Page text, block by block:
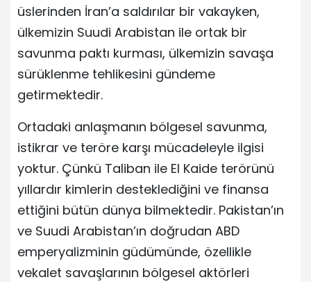
üslerinden İran’a saldırılar bir vakayken,
ülkemizin Suudi Arabistan ile ortak bir
savunma paktı kurması, ülkemizin savaşa
sürüklenme tehlikesini gündeme
getirmektedir.
Ortadaki anlaşmanın bölgesel savunma,
istikrar ve teröre karşı mücadeleyle ilgisi
yoktur. Çünkü Taliban ile El Kaide terörünü
yıllardır kimlerin desteklediğini ve finansa
ettiğini bütün dünya bilmektedir. Pakistan’ın
ve Suudi Arabistan’ın doğrudan ABD
emperyalizminin güdümünde, özellikle
vekalet savaşlarının bölgesel aktörleri